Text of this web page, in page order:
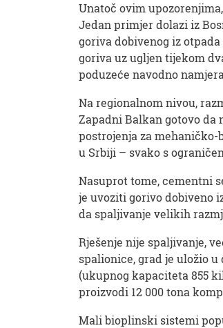
Unatoč ovim
Jedan primjer dolazi iz
goriva dobivenog iz
goriva uz ugljen tijekom
poduzeće navodno
Na regionalnom nivou,
Zapadni Balkan gotovo
postrojenja za
u Srbiji – svako s
Nasuprot tome, cementni
je uvoziti gorivo dobiveno
da spaljivanje velikih
Rješenje nije spaljivanje,
spalionice, grad je uložio
(ukupnog kapaciteta 855
proizvodi 12 000 tona
Mali bioplinski sistemi